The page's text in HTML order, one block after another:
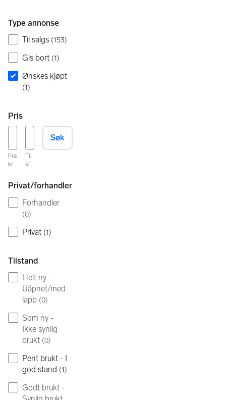
Type annonse
Til salgs (153)
Gis bort (1)
Ønskes kjøpt
(1)
Pris
Fra
kr
Til
kr
Søk
Privat/forhandler
Forhandler
(0)
Privat (1)
Tilstand
Helt ny -
Uåpnet/med
lapp (0)
Som ny -
Ikke synlig
brukt (0)
Pent brukt - I
god stand (1)
Godt brukt -